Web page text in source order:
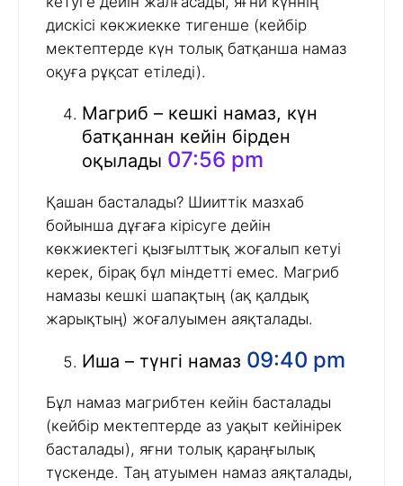
дискісі көкжиекке тигенше (кейбір
мектептерде күн толық батқанша намаз
оқуға рұқсат етіледі).
Магриб – кешкі намаз, күн
батқаннан кейін бірден
оқылады 07:56 pm
Қашан басталады? Шииттік мазхаб
бойынша дұғаға кірісуге дейін
көкжиектегі қызғылттық жоғалып кетуі
керек, бірақ бұл міндетті емес. Магриб
намазы кешкі шапақтың (ақ қалдық
жарықтың) жоғалуымен аяқталады.
Иша – түнгі намаз 09:40 pm
Бұл намаз магрибтен кейін басталады
(кейбір мектептерде аз уақыт кейінірек
басталады), яғни толық қараңғылық
түскенде. Таң атуымен намаз аяқталады,